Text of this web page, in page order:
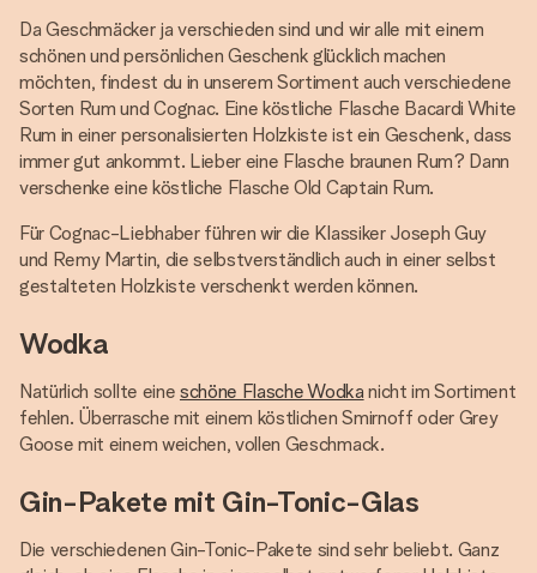
Da Geschmäcker ja verschieden sind und wir alle mit einem
schönen und persönlichen Geschenk glücklich machen
möchten, findest du in unserem Sortiment auch verschiedene
Sorten Rum und Cognac. Eine köstliche Flasche Bacardi White
Rum in einer personalisierten Holzkiste ist ein Geschenk, dass
immer gut ankommt. Lieber eine Flasche braunen Rum? Dann
verschenke eine köstliche Flasche Old Captain Rum.
Für Cognac-Liebhaber führen wir die Klassiker Joseph Guy
und Remy Martin, die selbstverständlich auch in einer selbst
gestalteten Holzkiste verschenkt werden können.
Wodka
Natürlich sollte eine schöne Flasche Wodka nicht im Sortiment
fehlen. Überrasche mit einem köstlichen Smirnoff oder Grey
Goose mit einem weichen, vollen Geschmack.
Gin-Pakete mit Gin-Tonic-Glas
Die verschiedenen Gin-Tonic-Pakete sind sehr beliebt. Ganz